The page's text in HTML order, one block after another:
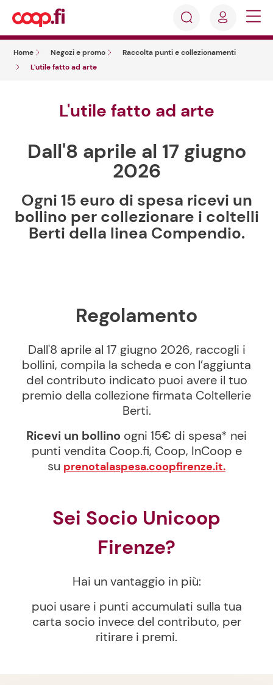
Accedi
Registrati
Home Negozi e promo
Raccolta punti e collezionamenti
L'utile fatto ad arte
L'utile fatto ad arte
Dall'8 aprile al 17 giugno
2026
Ogni 15 euro di spesa ricevi un
bollino per collezionare i coltelli
Berti della linea Compendio.
Regolamento
Dall'8 aprile al 17 giugno 2026, raccogli i
bollini, compila la scheda e con l’aggiunta
del contributo indicato puoi avere il tuo
premio della collezione firmata Coltellerie
Berti.
Ricevi un bollino ogni 15€ di spesa* nei
punti vendita Coop.fi, Coop, InCoop e
su prenotalaspesa.coopfirenze.it.
Sei Socio Unicoop
Firenze?
Hai un vantaggio in più:
puoi usare i punti accumulati sulla tua
carta socio invece del contributo, per
ritirare i premi.